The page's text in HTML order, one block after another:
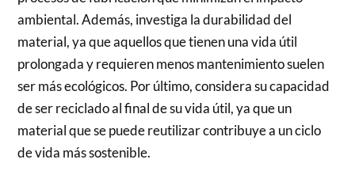
ambiental. Además, investiga la durabilidad del
material, ya que aquellos que tienen una vida útil
prolongada y requieren menos mantenimiento suelen
ser más ecológicos. Por último, considera su capacidad
de ser reciclado al final de su vida útil, ya que un
material que se puede reutilizar contribuye a un ciclo
de vida más sostenible.